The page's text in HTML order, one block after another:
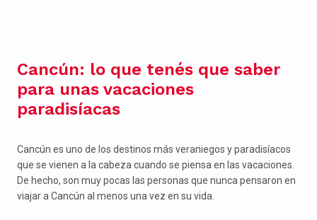
Cancún: lo que tenés que saber
para unas vacaciones
paradisíacas
Cancún es uno de los destinos más veraniegos y paradisíacos
que se vienen a la cabeza cuando se piensa en las vacaciones.
De hecho, son muy pocas las personas que nunca pensaron en
viajar a Cancún al menos una vez en su vida.